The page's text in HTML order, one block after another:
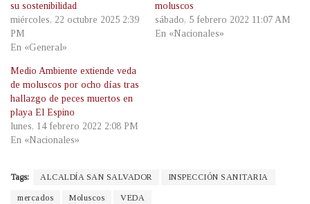
su sostenibilidad
miércoles, 22 octubre 2025 2:39
PM
En «General»
moluscos
sábado, 5 febrero 2022 11:07 AM
En «Nacionales»
Medio Ambiente extiende veda
de moluscos por ocho días tras
hallazgo de peces muertos en
playa El Espino
lunes, 14 febrero 2022 2:08 PM
En «Nacionales»
Tags: ALCALDÍA SAN SALVADOR INSPECCIÓN SANITARIA
mercados Moluscos VEDA